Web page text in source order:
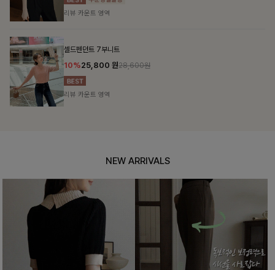
리뷰 카운트 영역
셀드펜던트 7부니트
10%25,800 원28,600원
리뷰 카운트 영역
NEW ARRIVALS